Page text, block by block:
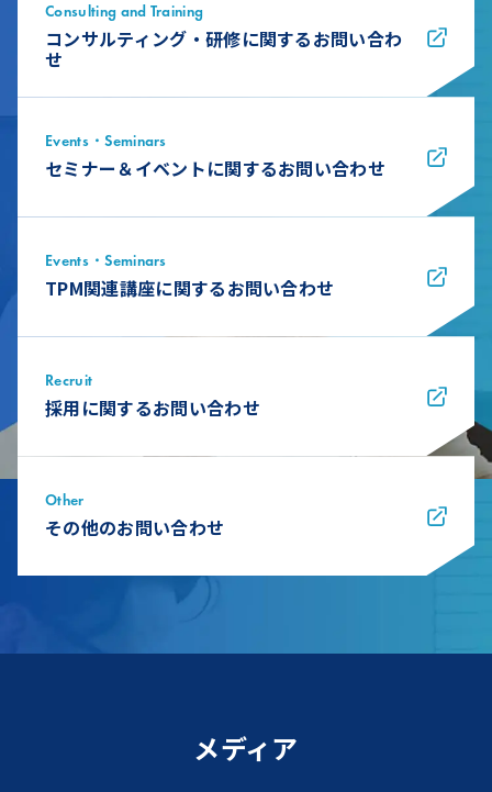
Consulting and Training
コンサルティング・研修に関するお問い合わ
せ
Events・Seminars
セミナー＆イベントに関するお問い合わせ
Events・Seminars
TPM関連講座に関するお問い合わせ
Recruit
採用に関するお問い合わせ
Other
その他のお問い合わせ
メディア